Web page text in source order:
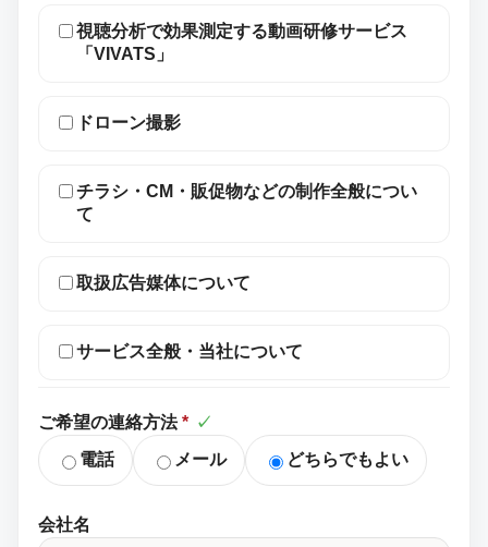
視聴分析で効果測定する動画研修サービス
「VIVATS」
ドローン撮影
チラシ・CM・販促物などの制作全般につい
て
取扱広告媒体について
サービス全般・当社について
ご希望の連絡方法 * ✓
電話 メール どちらでもよい
会社名